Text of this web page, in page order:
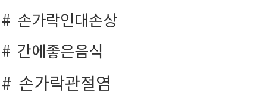
손가락인대손상
간에좋은음식
손가락관절염